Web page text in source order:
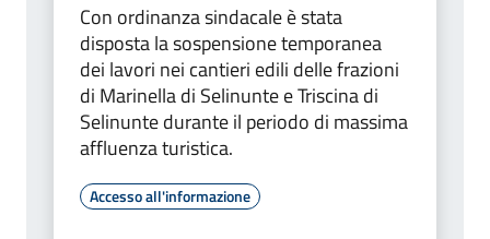
Con ordinanza sindacale è stata
disposta la sospensione temporanea
dei lavori nei cantieri edili delle frazioni
di Marinella di Selinunte e Triscina di
Selinunte durante il periodo di massima
affluenza turistica.
Accesso all'informazione